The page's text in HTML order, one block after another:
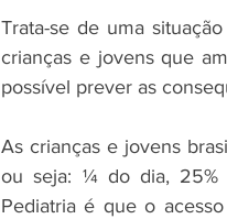
Trata-se de uma
crianças e jovens que
possível prever as
As crianças e jovens
ou seja: ¼ do dia, 25%
Pediatria é que o